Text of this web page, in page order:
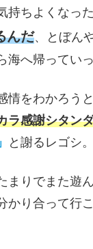
ちよくなっ
んだ、とぼん
へ帰っていっ
情をわかろう
ラ感謝シタン
と謝るレゴシ。
まりでまた遊
り合って行こ